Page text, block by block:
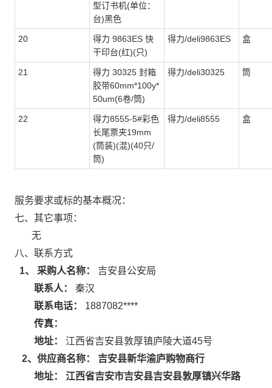
型订书机(单位：
台)黑色
20
得力 9863ES 快
干印台(红)(只)
得力/deli9863ES 盒
21
得力 30325 封箱
胶带60mm*100y*
50um(6卷/筒)
得力/deli30325 筒
22
得力8555-5#彩色
长尾票夹19mm
(筒装)(混)(40只/
筒)
得力/deli8555 盒
服务要求或标的基本概况：
七、其它事项：
无
八、联系方式
1、 采购人名称：
吉安县公安局
联系人：
秦汉
联系电话：
1887082****
传真：
地址：
江西省吉安县敦厚镇庐陵大道45号
2、供应商名称： 吉安县新华渝庐购物商行
地址： 江西省吉安市吉安县吉安县敦厚镇兴华路